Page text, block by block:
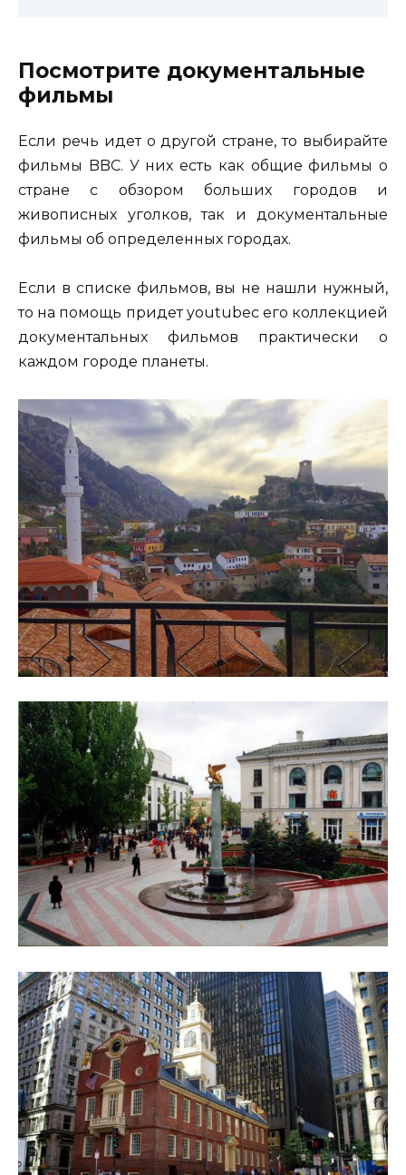
Посмотрите документальные
фильмы
Если речь идет о другой стране, то выбирайте
фильмы BBC. У них есть как общие фильмы о
стране с обзором больших городов и
живописных уголков, так и документальные
фильмы об определенных городах.
Если в списке фильмов, вы не нашли нужный,
то на помощь придет youtubeс его коллекцией
документальных фильмов практически о
каждом городе планеты.